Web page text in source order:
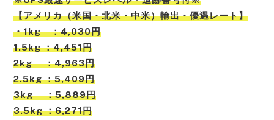
【アメリカ（米国・北米・中米）輸出・優遇レート】
・1kg ：4,030円
1.5kg ：4,451円
2kg ：4,963円
2.5kg ：5,409円
3kg ：5,889円
3.5kg ：6,271円